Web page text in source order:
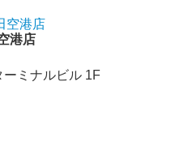
港店
ミナルビル 1F